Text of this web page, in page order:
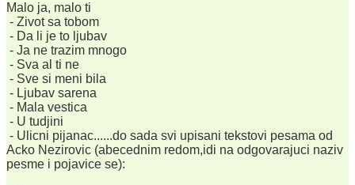
Malo ja, malo ti
- Zivot sa tobom
- Da li je to ljubav
- Ja ne trazim mnogo
- Sva al ti ne
- Sve si meni bila
- Ljubav sarena
- Mala vestica
- U tudjini
- Ulicni pijanac......do sada svi upisani tekstovi pesama od
Acko Nezirovic (abecednim redom,idi na odgovarajuci naziv
pesme i pojavice se):